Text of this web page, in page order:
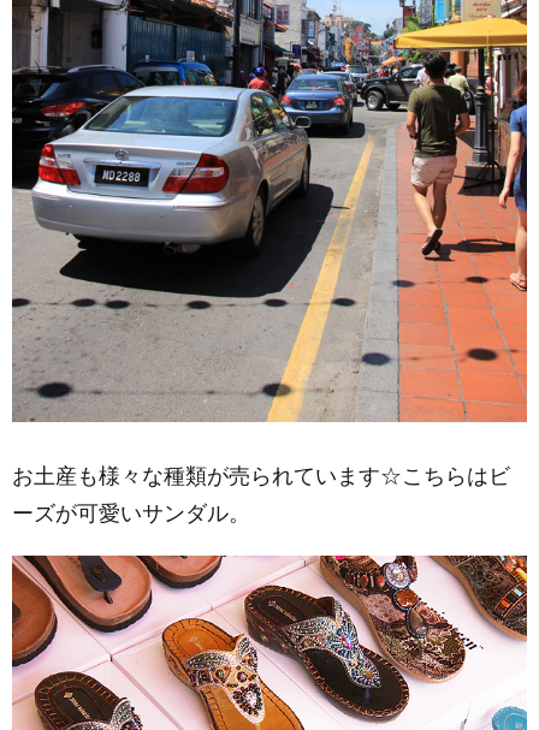
お土産も様々な種類が売られています☆こちらはビ
ーズが可愛いサンダル。